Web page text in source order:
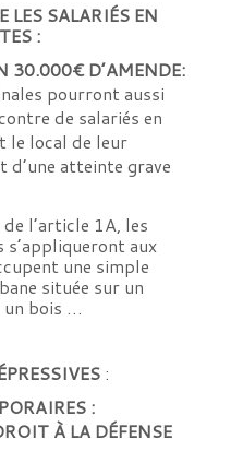
LESSALARIÉS EN
:
30.000€ D’AMENDE:
pourront aussi
de salariés en
le local de leur
d’une atteinte grave
l’article 1A, les
s’appliqueront aux
une simple
située sur un
bois …
:
:
À LA DÉFENSE